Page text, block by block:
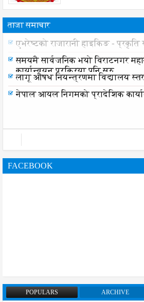
ताजा समाचार
एभरेष्टको राजारानी हाइकिङ -
समयमै सार्वजनिक भयो विराटनगर
कार्यान्वयन प्रक्रिया पनि सुरु
लागू औषध नियन्त्रणमा विद्यालय
नेपाल आयल निगमको प्रादेशिक
FACEBOOK
POPULARS ARCHIVE